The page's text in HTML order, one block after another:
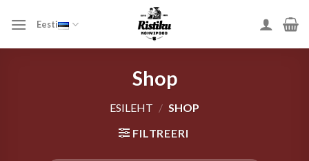
Eesti
Shop
ESILEHT / SHOP
FILTREERI